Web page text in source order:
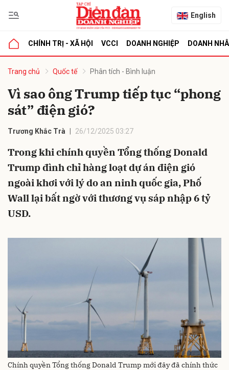
English
CHÍNH TRỊ - XÃ HỘI VCCI DOANH NGHIỆP DOANH
Trang chủ Quốc tế Phân tích - Bình luận
Vì sao ông Trump tiếp tục “phong
sát” điện gió?
Trương Khắc Trà 26/12/2025 03:27
Trong khi chính quyền Tổng thống Donald
Trump đình chỉ hàng loạt dự án điện gió
ngoài khơi với lý do an ninh quốc gia, Phố
Wall lại bất ngờ với thương vụ sáp nhập 6 tỷ
USD.
Chính quyền Tổng thống Donald Trump mới đây đã chính thức
luận
Hủy